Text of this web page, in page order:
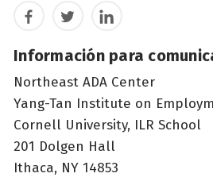
FacebookTwitterLinkedIn
Información para
Northeast ADA Center
Yang-Tan Institute on
Cornell University, ILR School
201 Dolgen Hall
Ithaca, NY 14853